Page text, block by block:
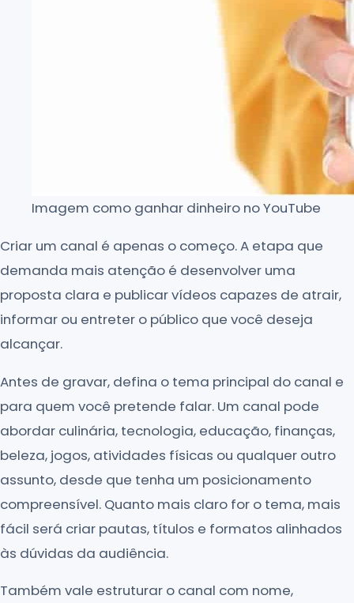
Imagem como ganhar dinheiro no YouTube
Criar um canal é apenas o começo. A etapa que
demanda mais atenção é desenvolver uma
proposta clara e publicar vídeos capazes de atrair,
informar ou entreter o público que você deseja
alcançar.
Antes de gravar, defina o tema principal do canal e
para quem você pretende falar. Um canal pode
abordar culinária, tecnologia, educação, finanças,
beleza, jogos, atividades físicas ou qualquer outro
assunto, desde que tenha um posicionamento
compreensível. Quanto mais claro for o tema, mais
fácil será criar pautas, títulos e formatos alinhados
às dúvidas da audiência.
Também vale estruturar o canal com nome,